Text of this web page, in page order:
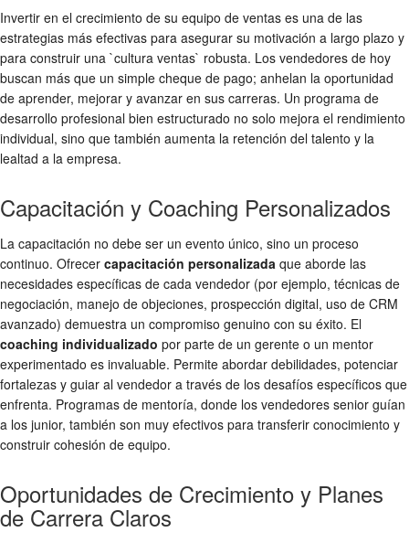
Invertir en el crecimiento de su equipo de ventas es una de las
estrategias más efectivas para asegurar su motivación a largo plazo y
para construir una `cultura ventas` robusta. Los vendedores de hoy
buscan más que un simple cheque de pago; anhelan la oportunidad
de aprender, mejorar y avanzar en sus carreras. Un programa de
desarrollo profesional bien estructurado no solo mejora el rendimiento
individual, sino que también aumenta la retención del talento y la
lealtad a la empresa.
Capacitación y Coaching Personalizados
La capacitación no debe ser un evento único, sino un proceso
continuo. Ofrecer capacitación personalizada que aborde las
necesidades específicas de cada vendedor (por ejemplo, técnicas de
negociación, manejo de objeciones, prospección digital, uso de CRM
avanzado) demuestra un compromiso genuino con su éxito. El
coaching individualizado por parte de un gerente o un mentor
experimentado es invaluable. Permite abordar debilidades, potenciar
fortalezas y guiar al vendedor a través de los desafíos específicos que
enfrenta. Programas de mentoría, donde los vendedores senior guían
a los junior, también son muy efectivos para transferir conocimiento y
construir cohesión de equipo.
Oportunidades de Crecimiento y Planes
de Carrera Claros